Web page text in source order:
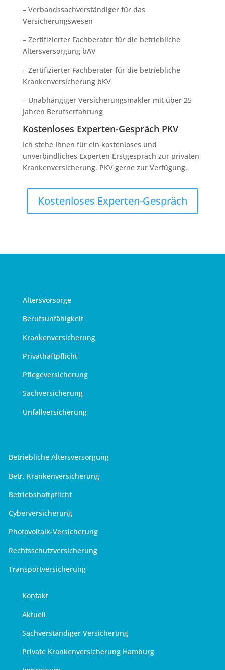
– Verbandssachverständiger für das
Versicherungswesen
– Zertifizierter Fachberater für die betriebliche
Altersversorgung bAV
– Zertifizierter Fachberater für die betriebliche
Krankenversicherung bKV
– Unabhängiger Versicherungsmakler mit über 25
Jahren Berufserfahrung
Kostenloses Experten-Gespräch PKV
Ich stehe Ihnen für ein kostenloses und
unverbindliches Experten Erstgespräch zur privaten
Krankenversicherung. PKV gerne zur Verfügung.
Kostenloses Experten-Gespräch
Altersvorsorge
Berufsunfähigkeit
Krankenversicherung
Privathaftpflicht
Pflegeversicherung
Sachversicherung
Unfallversicherung
Betriebliche Altersversorgung
Betr. Krankenversicherung
Betriebshaftpflicht
Cyberversicherung
Photovoltaik-Versicherung
Rechtsschutzversicherung
Transportversicherung
Kontakt
Aktuell
Sachverständiger Versicherung
Private Krankenversicherung Hamburg